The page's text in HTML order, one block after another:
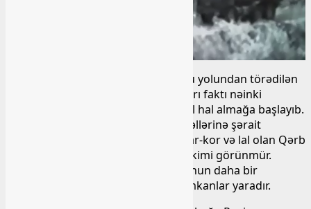
Son bir ayda Xankəndi-Xəlfəli-Turşsu yolundan törədilən
təxribatlar, qanunsuz silah daşımaları faktı nəinki
səngimir, əksinə daha da mütəşəkkil hal almağa başlayıb.
Ermənistan tərəfinin destruktiv əməllərinə şərait
yaradan Rusiya, təxribatlarına isə kar-kor və lal olan Qərb
bu siyasi riyakarlığına son qoyacaq kimi görünmür.
Proseslərin bu cur inkişafı isə regionun daha bir
eskalasiyaya doğru getməsi üçün imkanlar yaradır.